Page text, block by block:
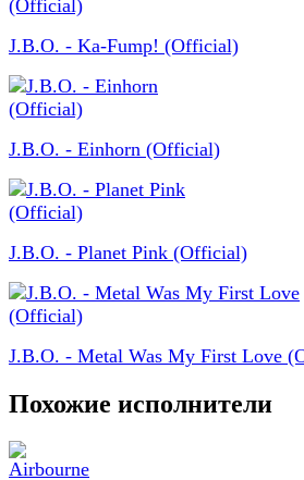
J.B.O. - Ka-Fump! (Official)
J.B.O. - Einhorn (Official)
J.B.O. - Planet Pink (Official)
J.B.O. - Metal Was My First Love
Похожие исполнители